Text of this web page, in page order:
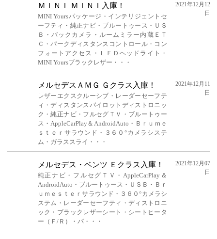
ＭＩＮＩ ＭＩＮＩ入庫！
MINI Yoursパッケージ・インテリジェントセ
ーフティ・純正ナビ・ブルートゥース・ＵＳ
Ｂ・バックカメラ・ルームミラー内蔵ＥＴ
Ｃ・パークディスタンスコントロール・コン
フォートアクセス・ＬＥＤヘッドライト・
MINI Yoursブラックレザー・・・
2021年12月12
日
メルセデスＡＭＧ Ｇクラス入庫！
レザーエクスクルーシブ・レーダーセーフテ
ィ・ディスタンスパイロットディストロニッ
ク・純正ナビ・フルセグＴＶ・ブルートゥー
ス・AppleCarPlay＆AndroidAuto・Ｂｒｕｍｅ
ｓｔｅｒサラウンド・３６０°カメラシステ
ム・ガラススライ・・・
2021年12月11
日
メルセデス・ベンツ Ｅクラス入庫！
純正ナビ・フルセグＴＶ・AppleCarPlay＆
AndroidAuto・ブルートゥース・ＵＳＢ・Ｂｒ
ｕｍｅｓｔｅｒサラウンド・３６０°カメラシ
ステム・レーダーセーフティ・ディストロニ
ック・ブラックレザーシート・シートヒータ
ー（Ｆ/Ｒ）・パ・・・
2021年12月07
日